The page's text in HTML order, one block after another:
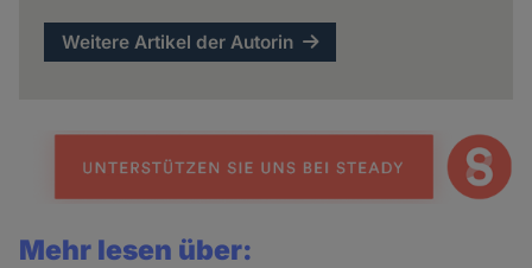
Weitere Artikel der Autorin
Mehr lesen über: